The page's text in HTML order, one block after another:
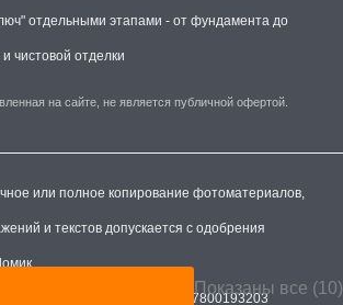
Показаны все (10)
отдельными этапами - от фундамента до
чистовой отделки
на сайте, не является публичной офертой.
или полное копирование фотоматериалов,
и текстов допускается с одобрения
1217800193203